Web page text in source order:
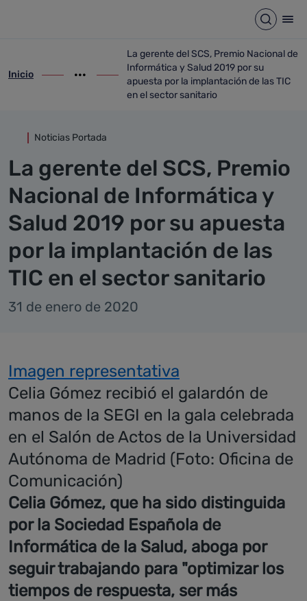
Abrir
ir-a inicio
Inicio
Mostrar opciones del camino de migas
ir-a La gerente del SCS, Premio
La gerente del SCS, Premio Nacional de
Informática y Salud 2019 por su
apuesta por la implantación de las TIC
en el sector sanitario
Noticias Portada
La gerente del SCS, Premio
Nacional de Informática y
Salud 2019 por su apuesta
por la implantación de las
TIC en el sector sanitario
31 de enero de 2020
Imagen representativa
Celia Gómez recibió el galardón de
manos de la SEGI en la gala celebrada
en el Salón de Actos de la Universidad
Autónoma de Madrid (Foto: Oficina de
Comunicación)
Celia Gómez, que ha sido distinguida
por la Sociedad Española de
Informática de la Salud, aboga por
seguir trabajando para "optimizar los
tiempos de respuesta, ser más